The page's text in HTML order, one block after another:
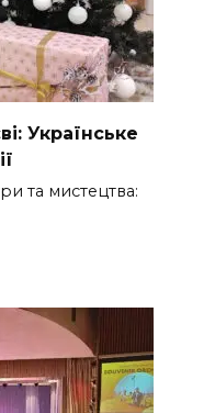
Українське
та мистецтва: